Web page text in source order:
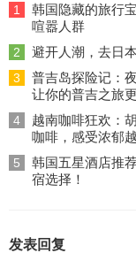
1
韩国隐藏的旅行
喧嚣人群
2 避开人潮，去日
3
普吉岛探险记：
让你的普吉之旅
4
越南咖啡狂欢：
咖啡，感受浓郁
5
韩国五星酒店推
宿选择！
发表回复